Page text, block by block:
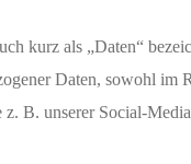
kurz als „Daten“
Daten, sowohl im
B. unserer Social-